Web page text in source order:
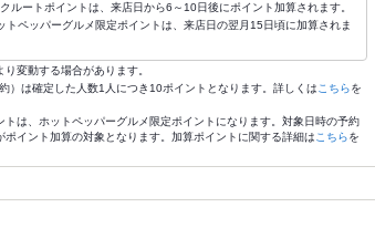
ートポイントは、来店日から6～10日後にポイント加算されます。
ペッパーグルメ限定ポイントは、来店日の翌月15日頃に加算されま
変動する場合があります。
は確定した人数1人につき10ポイントとなります。詳しくは こちらを
は、ホットペッパーグルメ限定ポイントになります。対象日時の予約
イント加算の対象となります。加算ポイントに関する詳細は こちらを